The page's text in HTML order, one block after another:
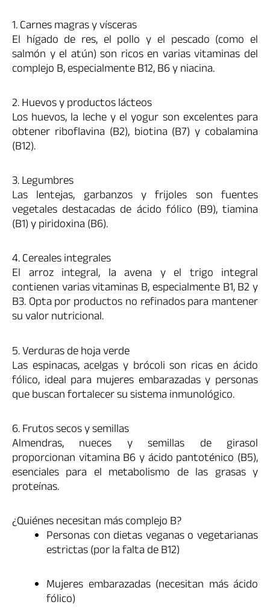
1. Carnes magras y vísceras
El hígado de res, el pollo y el pescado (como el
salmón y el atún) son ricos en varias vitaminas del
complejo B, especialmente B12, B6 y niacina.
2. Huevos y productos lácteos
Los huevos, la leche y el yogur son excelentes para
obtener riboflavina (B2), biotina (B7) y cobalamina
(B12).
3. Legumbres
Las lentejas, garbanzos y frijoles son fuentes
vegetales destacadas de ácido fólico (B9), tiamina
(B1) y piridoxina (B6).
4. Cereales integrales
El arroz integral, la avena y el trigo integral
contienen varias vitaminas B, especialmente B1, B2 y
B3. Opta por productos no refinados para mantener
su valor nutricional.
5. Verduras de hoja verde
Las espinacas, acelgas y brócoli son ricas en ácido
fólico, ideal para mujeres embarazadas y personas
que buscan fortalecer su sistema inmunológico.
6. Frutos secos y semillas
Almendras, nueces y semillas de girasol
proporcionan vitamina B6 y ácido pantoténico (B5),
esenciales para el metabolismo de las grasas y
proteínas.
¿Quiénes necesitan más complejo B?
Personas con dietas veganas o vegetarianas
estrictas (por la falta de B12)
Mujeres embarazadas (necesitan más ácido
fólico)